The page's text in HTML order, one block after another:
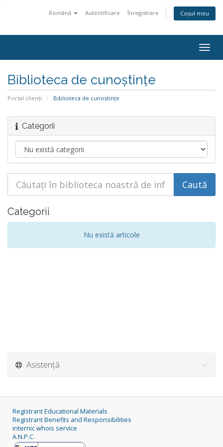
Română Autentificare Înregistrare Coșul meu
Biblioteca de cunoștințe
Portal clienți Biblioteca de cunoștințe
Categorii
Categorii
Nu există articole
Asistență
Registrant Educational Materials
Registrant Benefits and Responsibilities
internic whois service
A.N.P.C.